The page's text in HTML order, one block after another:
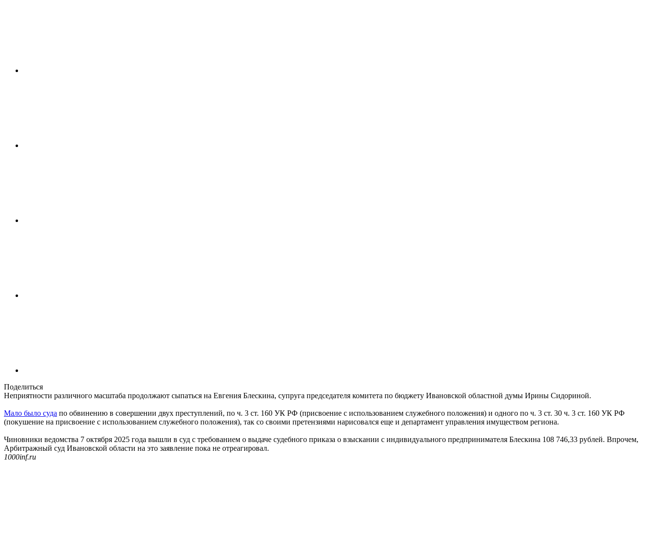
Поделиться
Неприятности различного масштаба продолжают сыпаться на Евгения Блескина, супруга председателя комитета по бюджету Ивановской областной думы Ирины Сидориной.
Мало было суда по обвинению в совершении двух преступлений, по ч. 3 ст. 160 УК РФ (присвоение с использованием служебного положения) и одного по ч. 3 ст. 30 ч. 3 ст. 160 УК РФ
(покушение на присвоение с использованием служебного положения), так со своими претензиями нарисовался еще и департамент управления имуществом региона.
Чиновники ведомства 7 октября 2025 года вышли в суд с требованием о выдаче судебного приказа о взыскании с индивидуального предпринимателя Блескина 108 746,33 рублей. Впрочем,
Арбитражный суд Ивановской области на это заявление пока не отреагировал.
1000inf.ru